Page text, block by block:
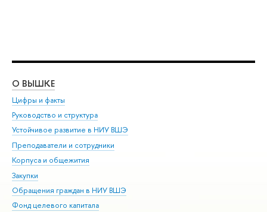
О ВЫШКЕ
Цифры и факты
Руководство и структура
Устойчивое развитие в НИУ ВШЭ
Преподаватели и сотрудники
Корпуса и общежития
Закупки
Обращения граждан в НИУ ВШЭ
Фонд целевого капитала